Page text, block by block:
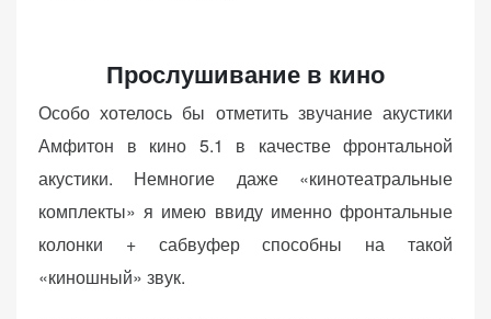
Прослушивание в кино
Особо хотелось бы отметить звучание акустики
Амфитон в кино 5.1 в качестве фронтальной
акустики. Немногие даже «кинотеатральные
комплекты» я имею ввиду именно фронтальные
колонки + сабвуфер способны на такой
«киношный» звук.